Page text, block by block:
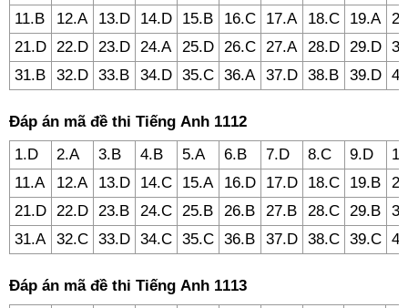
11.B
12.A 13.D 14.D 15.B 16.C 17.A 18.C 19.A
21.D 22.D 23.D 24.A 25.D 26.C 27.A 28.D 29.D
31.B
32.D 33.B 34.D 35.C 36.A 37.D 38.B 39.D
Đáp án mã đề thi Tiếng Anh 1112
1.D
2.A 3.B 4.B 5.A 6.B 7.D 8.C 9.D
11.A
12.A 13.D 14.C 15.A 16.D 17.D 18.C 19.B
21.D 22.D 23.B 24.C 25.B 26.B 27.B 28.C 29.B
31.A
32.C 33.D 34.C 35.C 36.B 37.D 38.C 39.C
Đáp án mã đề thi Tiếng Anh 1113